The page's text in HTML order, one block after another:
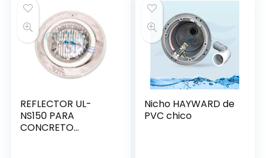
REFLECTOR UL-
NS150 PARA
CONCRETO
Nicho HAYWARD de
PVC chico